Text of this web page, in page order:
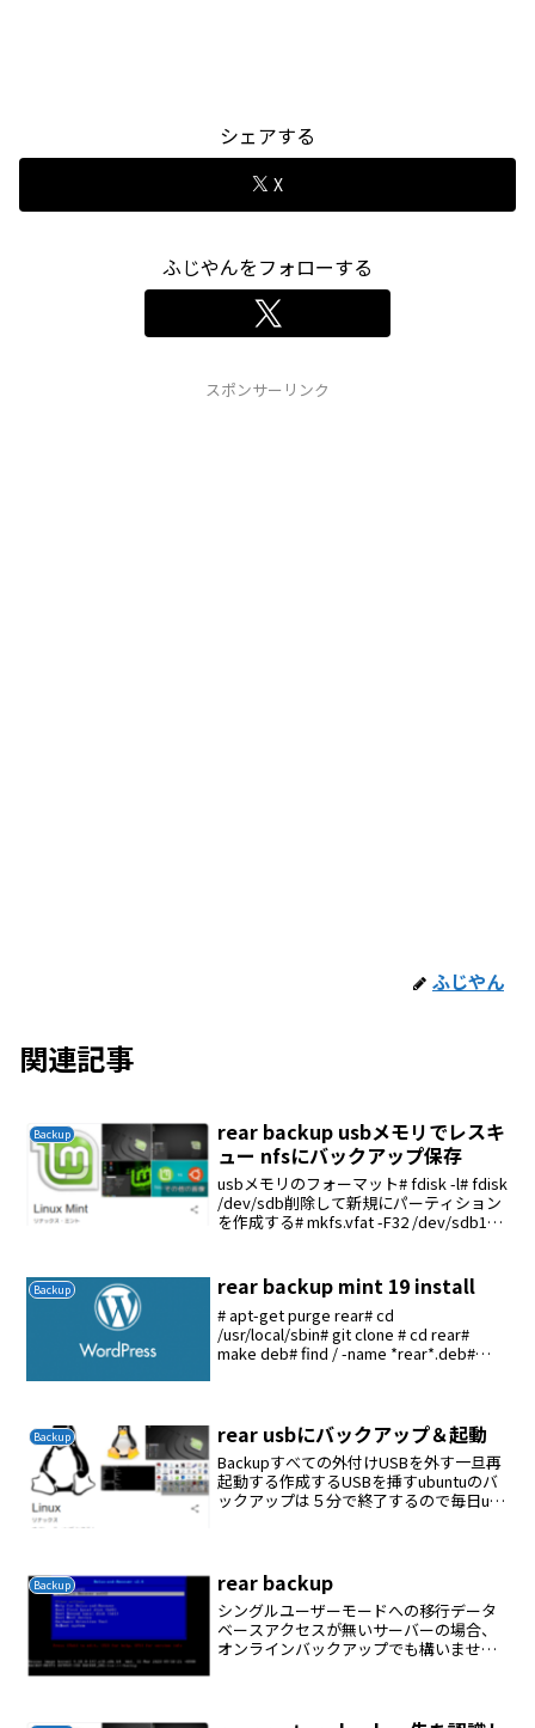
シェアする
X
ふじやんをフォローする
スポンサーリンク
ふじやん
関連記事
Backup
rear backup usbメモリでレスキ
ュー nfsにバックアップ保存
usbメモリのフォーマット# fdisk -l# fdisk
/dev/sdb削除して新規にパーティション
を作成する# mkfs.vfat -F32 /dev/sdb1#
Backup rear backup mint 19 install
# apt-get purge rear# cd
/usr/local/sbin# git clone # cd rear#
make deb# find / -name *rear*.deb#
Backup rear usbにバックアップ＆起動
Backupすべての外付けUSBを外す一旦再
起動する作成するUSBを挿すubuntuのバ
ックアップは５分で終了するので毎日usb
Backup rear backup
シングルユーザーモードへの移行データ
ベースアクセスが無いサーバーの場合、
オンラインバックアップでも構いません